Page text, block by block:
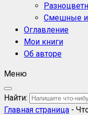
Смешные
Оглавление
Мои книги
Об авторе
Меню
Найти:
Главная страница -